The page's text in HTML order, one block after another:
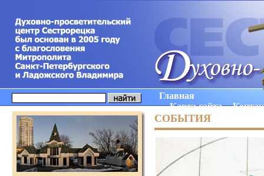
Главная
Карта сайта
СОБЫТИЯ